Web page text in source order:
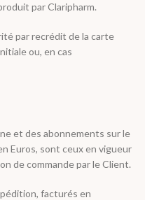
par Claripharm.
par recrédit de la carte
ou, en cas
et des abonnements sur le
Euros, sont ceux en vigueur
de commande par le Client.
facturés en